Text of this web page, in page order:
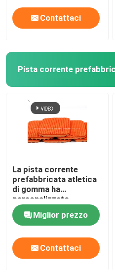
Contattaci
Pista corrente
La pista corrente
prefabbricata atletica
di gomma ha
personalizzato
ignifugo
Miglior prezzo
Contattaci